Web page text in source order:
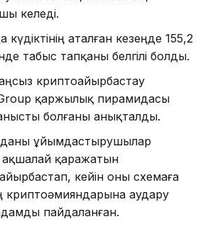
келеді.
аталған кезеңде 155,2
табыс тапқаны белгілі болды.
криптоайырбастау
Group қаржылық пирамидасы
болғаны анықталды.
ұйымдастырушылар
қаражатын
кейін оны схемаға
аудару
пайдаланған.